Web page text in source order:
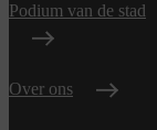
Podium van de stad
Over ons